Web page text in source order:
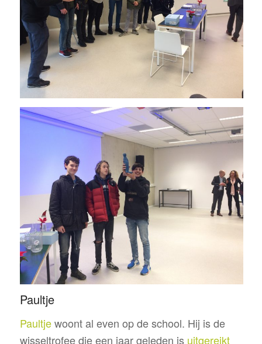
Paultje
Paultjewoont al even op de school. Hij is de
wisseltrofee die een jaar geleden is uitgereikt